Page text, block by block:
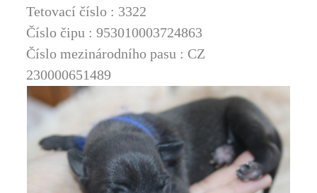
Tetovací číslo : 3322
Číslo čipu : 953010003724863
Číslo mezinárodního pasu : CZ
230000651489